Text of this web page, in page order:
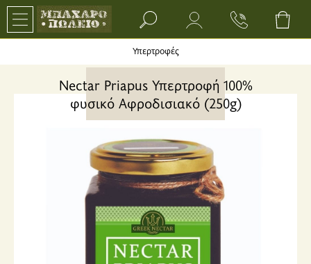
Search bar input field
Υπερτροφές
Nectar Priapus Υπερτροφή 100%
φυσικό Αφροδισιακό (250g)